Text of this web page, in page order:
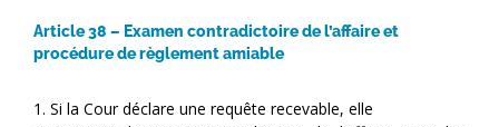
Article 38 – Examen contradictoire de l’affaire et
procédure de règlement amiable
1. Si la Cour déclare une requête recevable, elle